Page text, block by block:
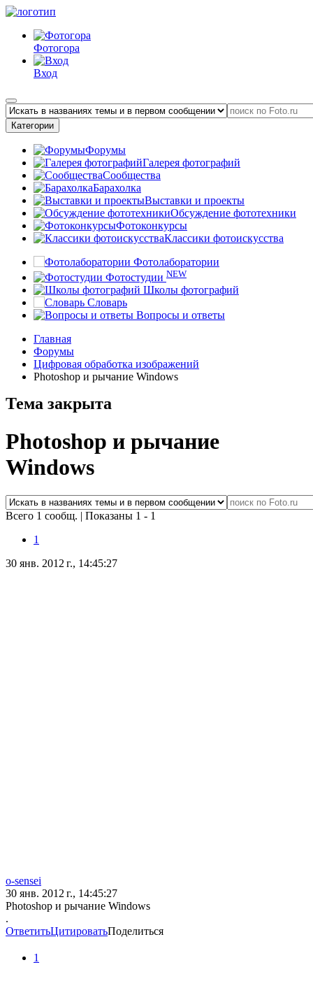
Фотогора
Вход
Категории
Форумы
Галерея фотографий
Сообщества
Барахолка
Выставки и проекты
Обсуждение фототехники
Фотоконкурсы
Классики фотоискусства
Фотолаборатории
Фотостудии NEW
Школы фотографий
Словарь
Вопросы и ответы
Главная
Форумы
Цифровая обработка изображений
Photoshop и рычание Windows
Тема закрыта
Photoshop и рычание
Windows
Всего 1 сообщ. | Показаны 1 - 1
1
30 янв. 2012 г., 14:45:27
o-sensei
30 янв. 2012 г., 14:45:27
Photoshop и рычание Windows
.
ОтветитьЦитироватьПоделиться
1